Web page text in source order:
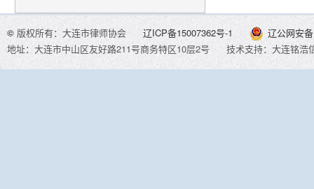
© 版权所有：大连市律师协会 辽ICP备15007362号-1
辽公网安
地址：大连市中山区友好路211号商务特区10层2号
技术支持：大连铭浩